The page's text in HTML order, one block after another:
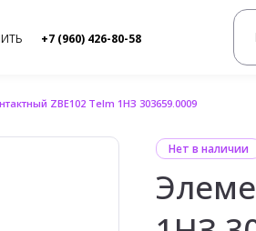
+7 (960) 426-80-58
ZBE102 Telm 1НЗ 303659.0009
Нет в наличии